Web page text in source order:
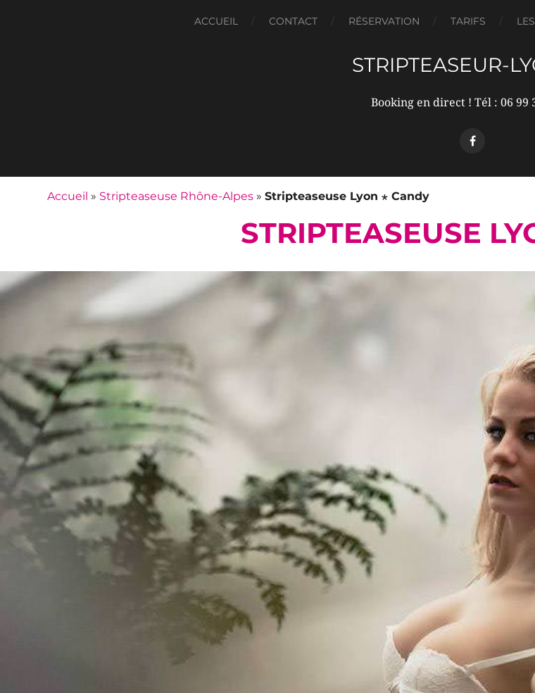
ACCUEIL CONTACT RÉSERVATION TARIFS
STRIPTEASEUR-
Booking en direct ! Tél : 06 99
Accueil » Stripteaseuse Rhône-Alpes »Stripteaseuse Lyon ⋆ Candy
STRIPTEASEUSE